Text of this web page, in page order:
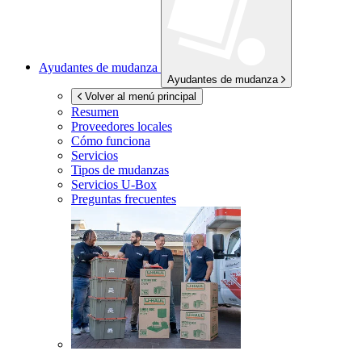
Ayudantes de mudanza
Ayudantes de mudanza
Volver al menú principal
Resumen
Proveedores locales
Cómo funciona
Servicios
Tipos de mudanzas
Servicios U-Box
Preguntas frecuentes